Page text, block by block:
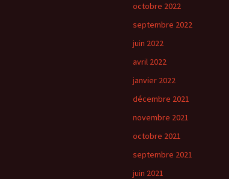
octobre 2022
septembre 2022
juin 2022
avril 2022
janvier 2022
décembre 2021
novembre 2021
octobre 2021
septembre 2021
juin 2021